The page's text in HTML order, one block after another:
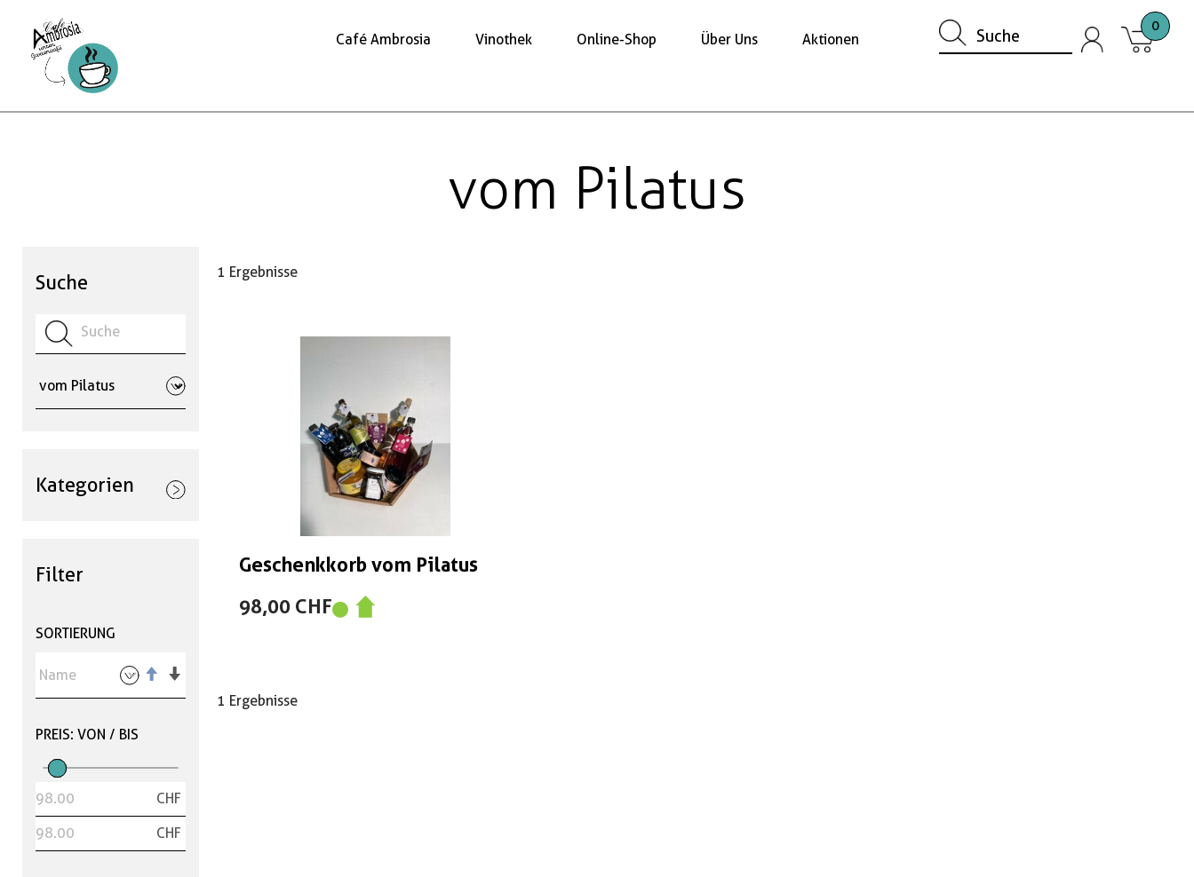
0
Café Ambrosia Vinothek Online-Shop Über Uns Aktionen
vom Pilatus
Suche
Kategorien
Filter
SORTIERUNG
PREIS: VON / BIS
CHF
CHF
1 Ergebnisse
Geschenkkorb vom Pilatus
98,00 CHF
1 Ergebnisse